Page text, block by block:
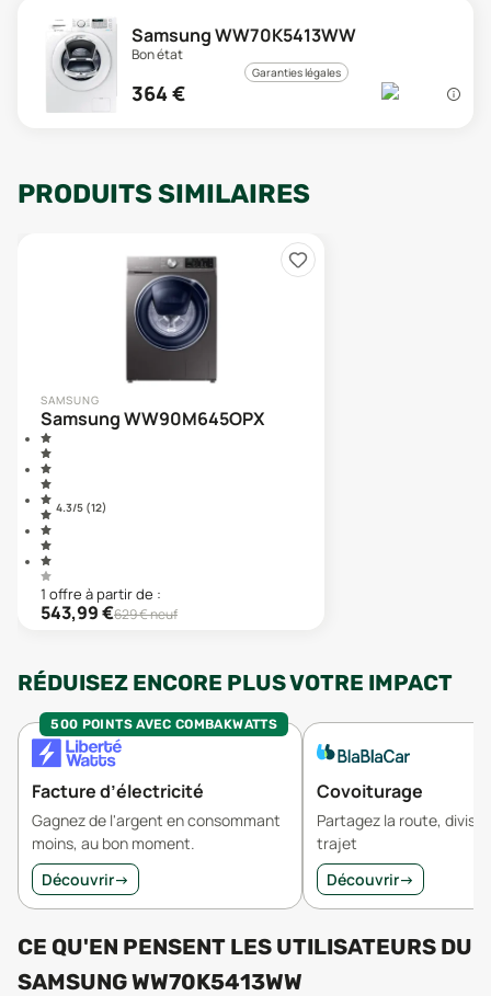
Samsung WW70K5413WW
Bon état
Garanties légales
364€
PRODUITS SIMILAIRES
SAMSUNG
Samsung WW90M645OPX
4.3/5 (12)
1 offre à partir de :
543,99€629€ neuf
RÉDUISEZ ENCORE PLUS VOTRE IMPACT
500 POINTS AVEC COMBAKWATTS
Facture d’électricité
Gagnez de l'argent en consommant
moins, au bon moment.
Découvrir→
Covoiturage
Partagez la route,
trajet
Découvrir→
CE QU'EN PENSENT LES UTILISATEURS DU
SAMSUNG WW70K5413WW